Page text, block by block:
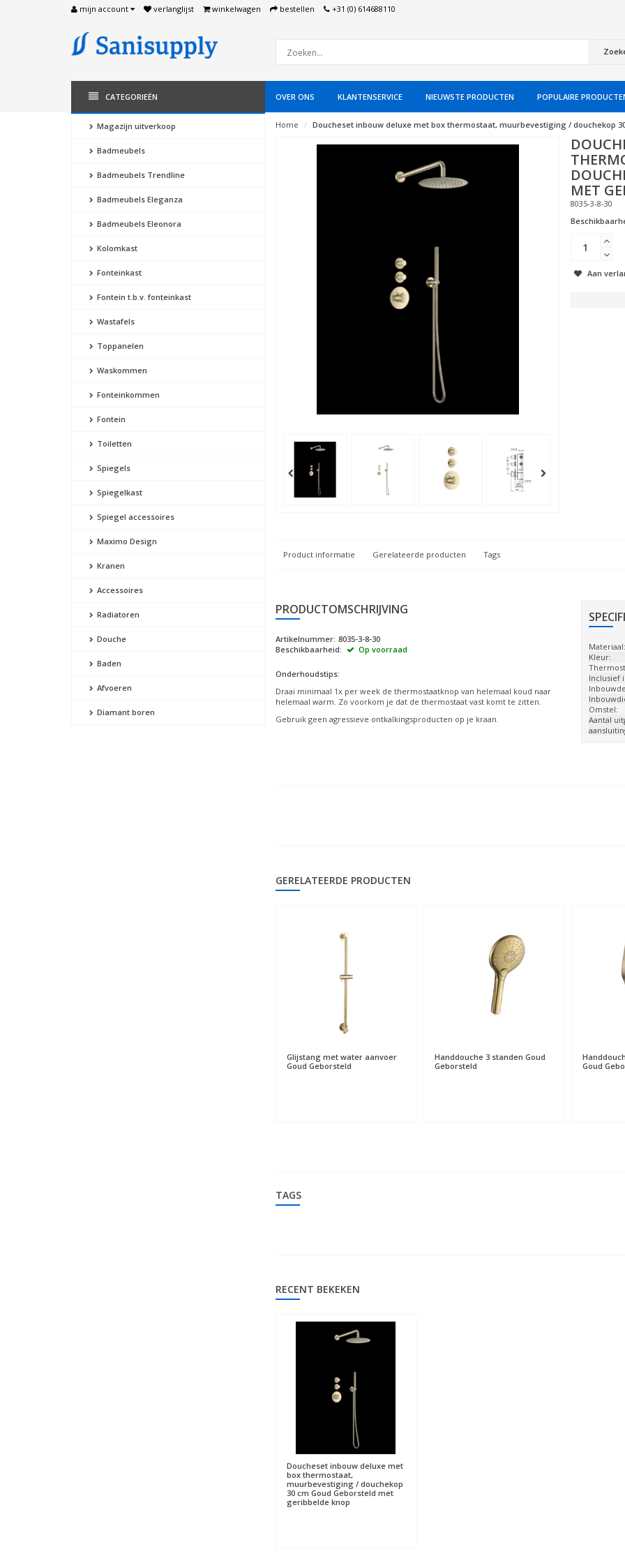
mijn account verlanglijst winkelwagen bestellen +31 (0) 614688110
CATEGORIEËN OVER ONS KLANTENSERVICE NIEUWSTE PRODUCTEN POPULAIRE
Magazijn uitverkoop
Badmeubels
Badmeubels Trendline
Badmeubels Eleganza
Badmeubels Eleonora
Kolomkast
Fonteinkast
Fontein t.b.v. fonteinkast
Wastafels
Toppanelen
Waskommen
Fonteinkommen
Fontein
Toiletten
Spiegels
Spiegelkast
Spiegel accessoires
Maximo Design
Kranen
Accessoires
Radiatoren
Douche
Baden
Afvoeren
Diamant boren
Home Doucheset inbouw deluxe met box thermostaat, muurbevestiging / douchekop
MET
8035-3-8-30
Aan
Product informatie Gerelateerde producten Tags
PRODUCTOMSCHRIJVING
Artikelnummer: 8035-3-8-30
Beschikbaarheid:
Op voorraad
Onderhoudstips:
Draai minimaal 1x per week de thermostaatknop van helemaal koud naar
helemaal warm. Zo voorkom je dat de thermostaat vast komt te zitten.
Gebruik geen agressieve ontkalkingsproducten op je kraan.
Materiaal:
Kleur:
Inclusief
Omstel:
Aantal
GERELATEERDE PRODUCTEN
Glijstang met water aanvoer
Goud Geborsteld
Handdouche 3 standen Goud
Geborsteld
Goud
TAGS
RECENT BEKEKEN
Doucheset inbouw deluxe met
box thermostaat,
muurbevestiging / douchekop
30 cm Goud Geborsteld met
geribbelde knop